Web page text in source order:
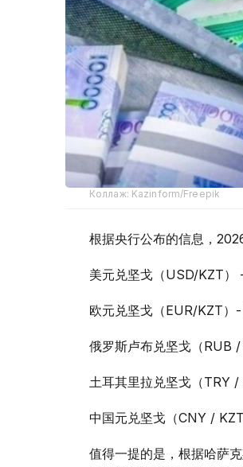
Коллаж: Kazinform/Freepik
根据央行公布的信息，
美元兑坚戈（USD/KZT）
欧元兑坚戈（EUR/KZT）
俄罗斯卢布兑坚戈（RUB
土耳其里拉兑坚戈（TRY
中国元兑坚戈（CNY /
值得一提的是，根据哈萨